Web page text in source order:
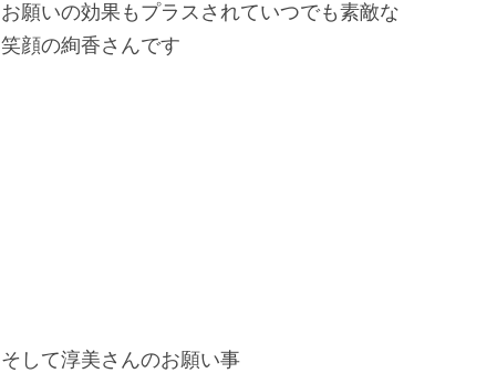
お願いの効果もプラスされていつでも素敵な
笑顔の絢香さんです
そして淳美さんのお願い事